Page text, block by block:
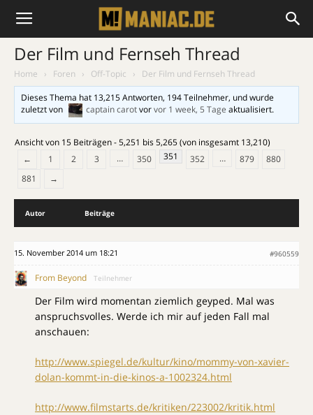
Der Film und Fernseh Thread
Home › Foren › Off-Topic ›
Der Film und Fernseh Thread
Dieses Thema hat 13,215 Antworten, 194 Teilnehmer, und wurde
zuletzt von
captain carotvorvor 1 week, 5 Tage aktualisiert.
Ansicht von 15 Beiträgen - 5,251 bis 5,265 (von insgesamt 13,210)
←
1 2 3 … 350 351 352 … 879
880
881
→
Autor Beiträge
15. November 2014 um 18:21 #960559
From Beyond Teilnehmer
Der Film wird momentan ziemlich geyped. Mal was
anspruchsvolles. Werde ich mir auf jeden Fall mal
anschauen:
http://www.spiegel.de/kultur/kino/mommy-von-xavier-
dolan-kommt-in-die-kinos-a-1002324.html
http://www.filmstarts.de/kritiken/223002/kritik.html